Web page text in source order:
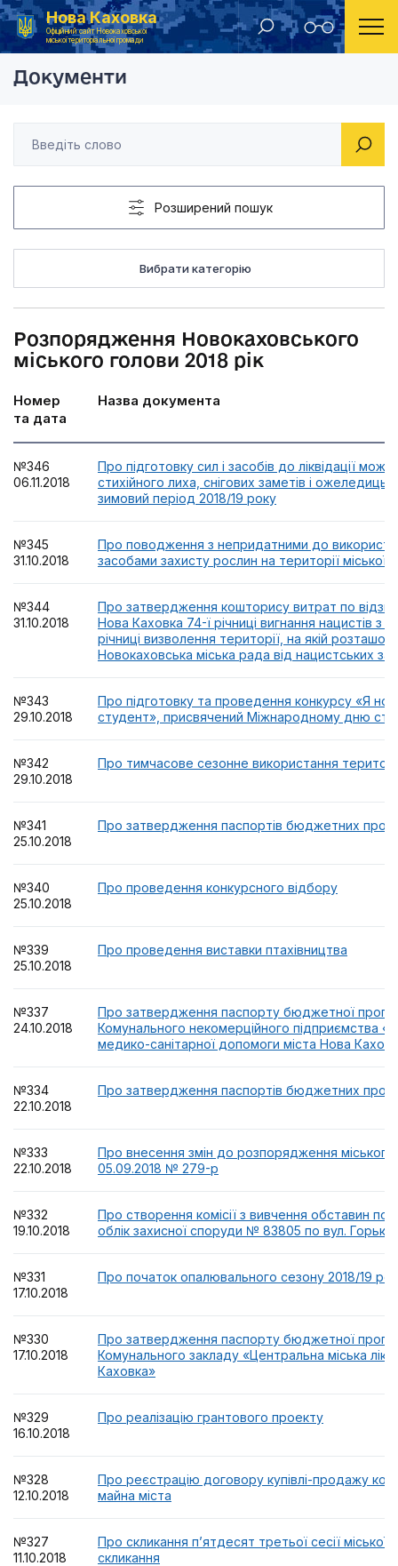
Нова Каховка
Офіційний сайт Новокаховської
міської територіальної громади
Головна Розпорядження Новокаховського міського
Документи
Розширений пошук
Вибрати категорію
Розпорядження Новокаховського
міського голови 2018 рік
Номер
та дата
Назва документа
№346
06.11.2018
Про підготовку сил і засобів до ліквідації
стихійного лиха, снігових заметів і ожеледиць
зимовий період 2018/19 року
№345
31.10.2018
Про поводження з непридатними до
засобами захисту рослин на території міської
№344
31.10.2018
Про затвердження кошторису витрат по
Нова Каховка 74-ї річниці вигнання нацистів з
річниці визволення території, на якій
Новокаховська міська рада від нацистських
№343
29.10.2018
Про підготовку та проведення конкурсу «Я
студент», присвячений Міжнародному дню
№342
29.10.2018
Про тимчасове сезонне використання
№341
25.10.2018
Про затвердження паспортів бюджетних
№340
25.10.2018
Про проведення конкурсного відбору
№339
25.10.2018
Про проведення виставки птахівництва
№337
24.10.2018
Про затвердження паспорту бюджетної
Комунального некомерційного підприємства
медико-санітарної допомоги міста Нова
№334
22.10.2018
Про затвердження паспортів бюджетних
№333
22.10.2018
Про внесення змін до розпорядження міського
05.09.2018 № 279-р
№332
19.10.2018
Про створення комісії з вивчення обставин
облік захисної споруди № 83805 по вул.
№331
17.10.2018
Про початок опалювального сезону 2018/19
№330
17.10.2018
Про затвердження паспорту бюджетної
Комунального закладу «Центральна міська
Каховка»
№329
16.10.2018
Про реалізацію грантового проекту
№328
12.10.2018
Про реєстрацію договору купівлі-продажу
майна міста
№327
11.10.2018
Про скликання п’ятдесят третьої сесії міської
скликання